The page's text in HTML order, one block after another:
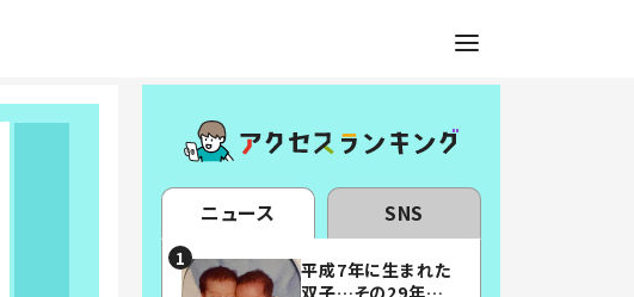
ニュース SNS
平成7年に生まれた